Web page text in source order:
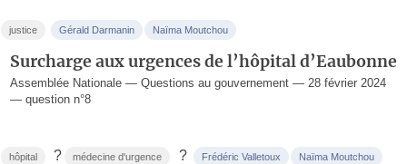
justice Gérald Darmanin Naïma Moutchou
Surcharge aux urgences de l’hôpital d’Eaubonne
Assemblée Nationale — Questions au gouvernement — 28 février 2024
— question n°8
hôpital ? médecine d'urgence ? Frédéric Valletoux Naïma Moutchou